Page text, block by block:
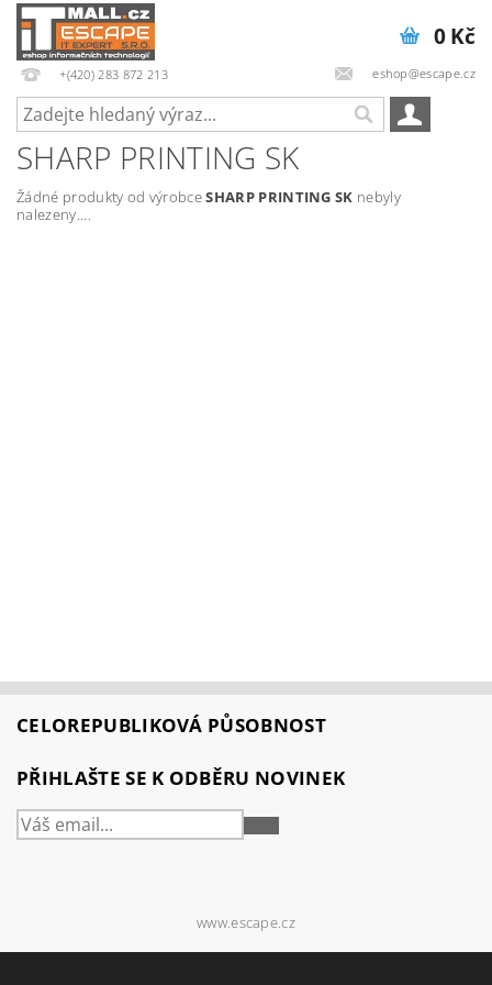
+(420) 283 872 213 eshop@escape.cz
0 Kč
SHARP PRINTING SK
Žádné produkty od výrobceSHARP PRINTING SK nebyly
nalezeny....
CELOREPUBLIKOVÁ PŮSOBNOST
PŘIHLAŠTE SE K ODBĚRU NOVINEK
PŘIHLÁSIT
www.escape.cz